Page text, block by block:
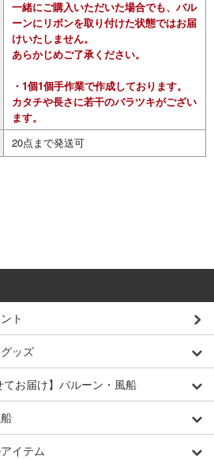
一緒にご購入いただいた場合でも、バル
ーンにリボンを取り付けた状態ではお届
けいたしません。
あらかじめご了承ください。
・1個1個手作業で作成しております。
カタチや長さに若干のバラツキがござい
ます。
20点まで発送可
ト
ッズ
てお届け】バルーン・風船
イテム